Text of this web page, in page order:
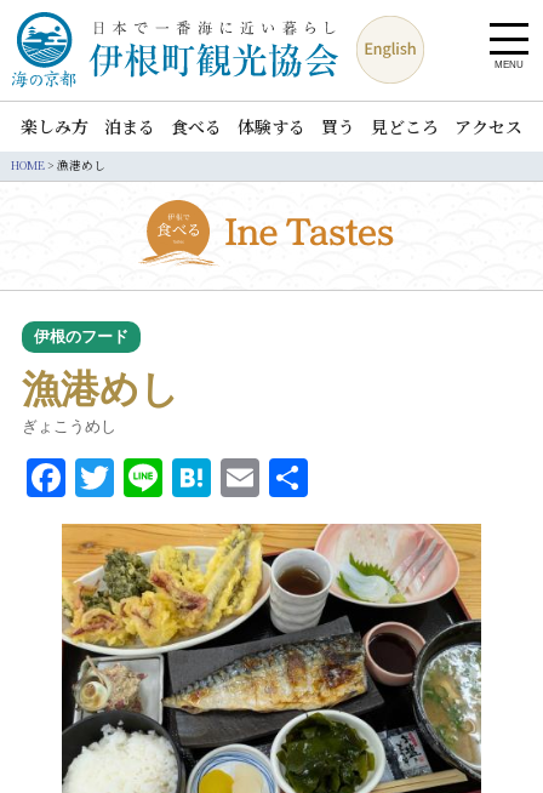
MENU
楽しみ方 泊まる 食べる 体験する 買う 見どころ アクセス
HOME> 漁港めし
伊根のフード
漁港めし
ぎょこうめし
Facebook
Twitter
LineHatena
Email
共
有